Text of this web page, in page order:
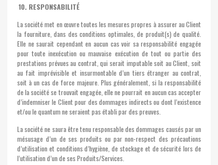
10. RESPONSABILITÉ
La société met en œuvre toutes les mesures propres à assurer au Client
la fourniture, dans des conditions optimales, de produit(s) de qualité.
Elle ne saurait cependant en aucun cas voir sa responsabilité engagée
pour toute inexécution ou mauvaise exécution de tout ou partie des
prestations prévues au contrat, qui serait imputable soit au Client, soit
au fait imprévisible et insurmontable d’un tiers étranger au contrat,
soit à un cas de force majeure. Plus généralement, si la responsabilité
de la société se trouvait engagée, elle ne pourrait en aucun cas accepter
d’indemniser le Client pour des dommages indirects ou dont l’existence
et/ou le quantum ne seraient pas établi par des preuves.
La société ne saura être tenu responsable des dommages causés par un
mésusage d’un de ses produits ou par non-respect des précautions
d’utilisation et conditions d’hygiène, de stockage et de sécurité lors de
l’utilisation d’un de ses Produits/Services.